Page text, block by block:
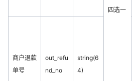
四选一
商户退款
单号
out_refu
nd_no
string(6
4)